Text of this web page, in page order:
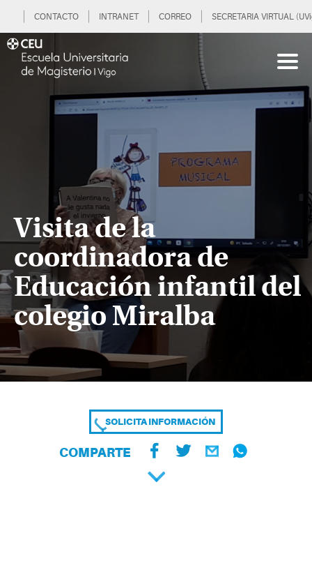
CONTACTO INTRANET CORREO SECRETARIA VIRTUAL
Visita de la
coordinadora de
Educación infantil del
colegio Miralba
SOLICITA INFORMACIÓN
COMPARTE